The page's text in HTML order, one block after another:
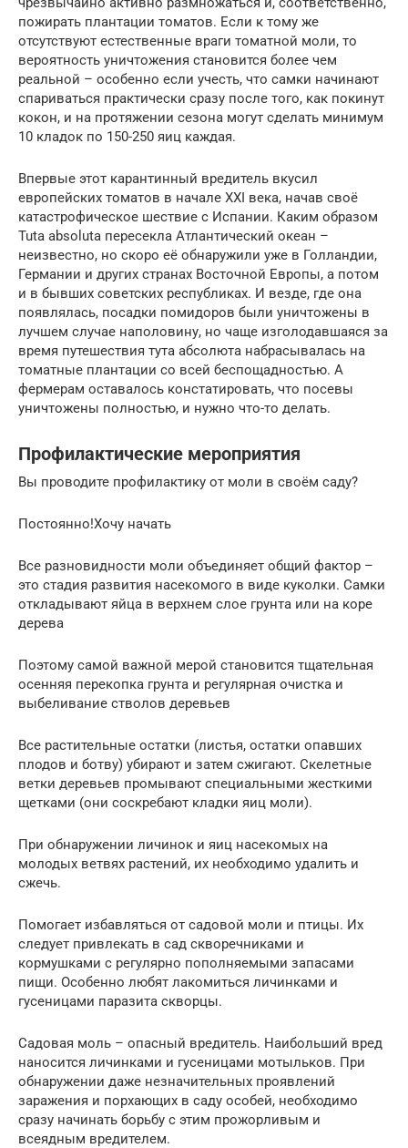
пожирать плантации томатов. Если к тому же
отсутствуют естественные враги томатной моли, то
вероятность уничтожения становится более чем
реальной – особенно если учесть, что самки начинают
спариваться практически сразу после того, как покинут
кокон, и на протяжении сезона могут сделать минимум
10 кладок по 150-250 яиц каждая.
Впервые этот карантинный вредитель вкусил
европейских томатов в начале XXI века, начав своё
катастрофическое шествие с Испании. Каким образом
Tuta absoluta пересекла Атлантический океан –
неизвестно, но скоро её обнаружили уже в Голландии,
Германии и других странах Восточной Европы, а потом
и в бывших советских республиках. И везде, где она
появлялась, посадки помидоров были уничтожены в
лучшем случае наполовину, но чаще изголодавшаяся за
время путешествия тута абсолюта набрасывалась на
томатные плантации со всей беспощадностью. А
фермерам оставалось констатировать, что посевы
уничтожены полностью, и нужно что-то делать.
Профилактические мероприятия
Вы проводите профилактику от моли в своём саду?
Постоянно!Хочу начать
Все разновидности моли объединяет общий фактор –
это стадия развития насекомого в виде куколки. Самки
откладывают яйца в верхнем слое грунта или на коре
дерева
Поэтому самой важной мерой становится тщательная
осенняя перекопка грунта и регулярная очистка и
выбеливание стволов деревьев
Все растительные остатки (листья, остатки опавших
плодов и ботву) убирают и затем сжигают. Скелетные
ветки деревьев промывают специальными жесткими
щетками (они соскребают кладки яиц моли).
При обнаружении личинок и яиц насекомых на
молодых ветвях растений, их необходимо удалить и
сжечь.
Помогает избавляться от садовой моли и птицы. Их
следует привлекать в сад скворечниками и
кормушками с регулярно пополняемыми запасами
пищи. Особенно любят лакомиться личинками и
гусеницами паразита скворцы.
Садовая моль – опасный вредитель. Наибольший вред
наносится личинками и гусеницами мотыльков. При
обнаружении даже незначительных проявлений
заражения и порхающих в саду особей, необходимо
сразу начинать борьбу с этим прожорливым и
всеядным вредителем.